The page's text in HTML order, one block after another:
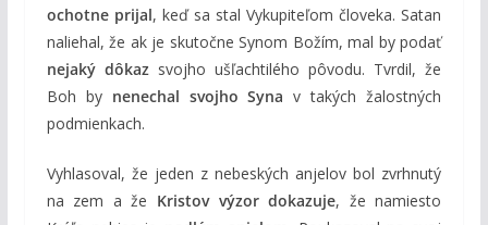
ochotne prijal, keď sa stal Vykupiteľom človeka. Satan
naliehal, že ak je skutočne Synom Božím, mal by podať
nejaký dôkazsvojho ušľachtilého pôvodu. Tvrdil, že
Boh by nenechal svojho Syna v takých žalostných
podmienkach.
Vyhlasoval, že jeden z nebeských anjelov bol zvrhnutý
na zem a že Kristov výzor dokazuje, že namiesto